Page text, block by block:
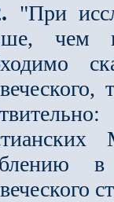
"При
чем